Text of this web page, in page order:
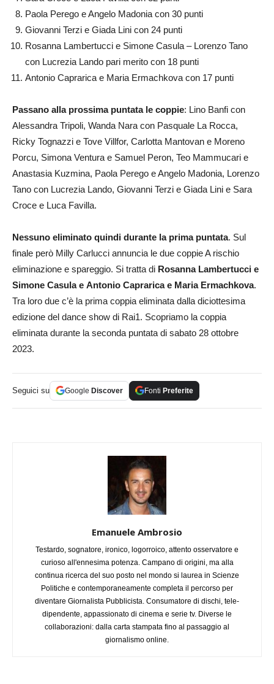
Paola Perego e Angelo Madonia con 30 punti
Giovanni Terzi e Giada Lini con 24 punti
Rosanna Lambertucci e Simone Casula – Lorenzo Tano
con Lucrezia Lando pari merito con 18 punti
Antonio Caprarica e Maria Ermachkova con 17 punti
Passano alla prossima puntata le coppie: Lino Banfi con
Alessandra Tripoli, Wanda Nara con Pasquale La Rocca,
Ricky Tognazzi e Tove Villfor, Carlotta Mantovan e Moreno
Porcu, Simona Ventura e Samuel Peron, Teo Mammucari e
Anastasia Kuzmina, Paola Perego e Angelo Madonia, Lorenzo
Tano con Lucrezia Lando, Giovanni Terzi e Giada Lini e Sara
Croce e Luca Favilla.
Nessuno eliminato quindi durante la prima puntata. Sul
finale però Milly Carlucci annuncia le due coppie A rischio
eliminazione e spareggio. Si tratta di Rosanna Lambertucci e
Simone Casula e Antonio Caprarica e Maria Ermachkova.
Tra loro due c’è la prima coppia eliminata dalla diciottesima
edizione del dance show di Rai1. Scopriamo la coppia
eliminata durante la seconda puntata di sabato 28 ottobre
2023.
Seguici su Google Discover Fonti Preferite
Emanuele Ambrosio
Testardo, sognatore, ironico, logorroico, attento osservatore e
curioso all'ennesima potenza. Campano di origini, ma alla
continua ricerca del suo posto nel mondo si laurea in Scienze
Politiche e contemporaneamente completa il percorso per
diventare Giornalista Pubblicista. Consumatore di dischi, tele-
dipendente, appassionato di cinema e serie tv. Diverse le
collaborazioni: dalla carta stampata fino al passaggio al
giornalismo online.